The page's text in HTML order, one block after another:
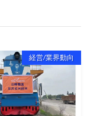
経営/業界動向